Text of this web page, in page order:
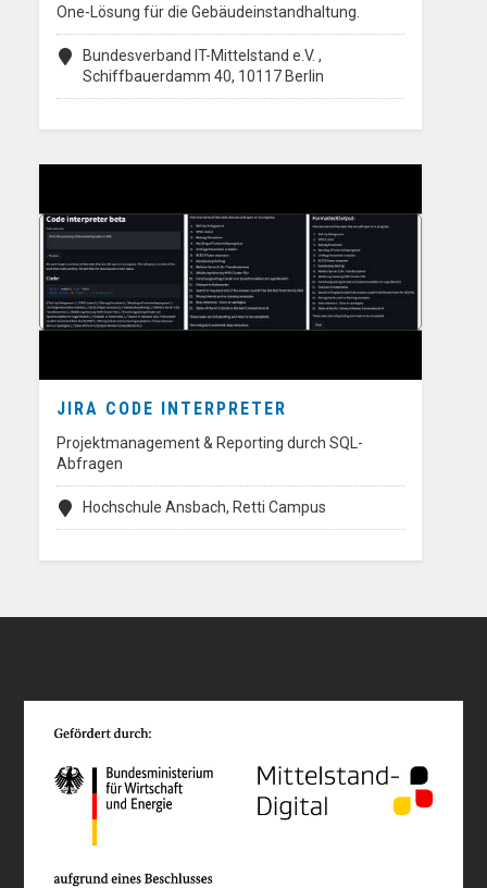
One-Lösung für die Gebäudeinstandhaltung.
Bundesverband IT-Mittelstand e.V. ,
Schiffbauerdamm 40, 10117 Berlin
JIRA CODE INTERPRETER
Projektmanagement & Reporting durch SQL-
Abfragen
Hochschule Ansbach, Retti Campus